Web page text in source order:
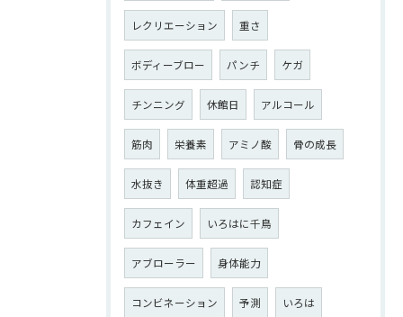
レクリエーション 重さ
ボディーブロー パンチ ケガ
チンニング 休館日 アルコール
筋肉 栄養素 アミノ酸 骨の成長
水抜き 体重超過 認知症
カフェイン いろはに千鳥
アブローラー 身体能力
コンビネーション 予測 いろは